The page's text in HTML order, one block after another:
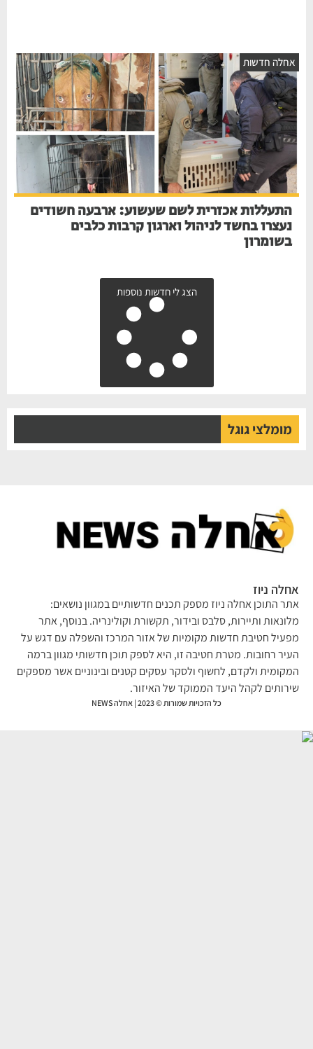
חדשות
התעללות אכזרית לשם שעשוע: ארבעה חשודים
נעצרו בחשד לניהול וארגון קרבות כלבים
בשומרון
הצג לי חדשות נוספות
מומלצי גוגל
ניוז
התוכן אחלה ניוז מספק תכנים חדשותיים במגוון נושאים:
ותיירות, סלבס ובידור, תקשורת וקולינריה. בנוסף, אתר
חטיבת חדשות מקומיות של אזור המרכז והשפלה עם דגש על
רחובות. מטרת חטיבה זו, היא לספק תוכן חדשותי מגוון ברמה
ולקדם, לחשוף ולסקר עסקים קטנים ובינוניים אשר מספקים
לקהל היעד הממוקד של האיזור.
כל הזכויות שמורות © 2023 | אחלה NEWS